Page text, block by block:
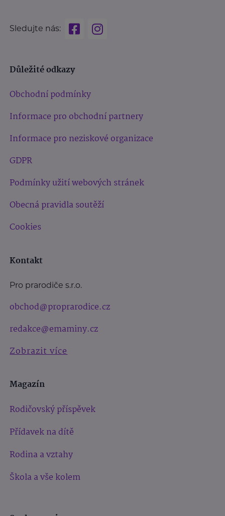
Sledujte nás:
Důležité odkazy
Obchodní podmínky
Informace pro obchodní partnery
Informace pro neziskové organizace
GDPR
Podmínky užití webových stránek
Obecná pravidla soutěží
Cookies
Kontakt
Pro prarodiče s.r.o.
obchod@proprarodice.cz
redakce@emaminy.cz
Zobrazit více
Magazín
Rodičovský příspěvek
Přídavek na dítě
Rodina a vztahy
Škola a vše kolem